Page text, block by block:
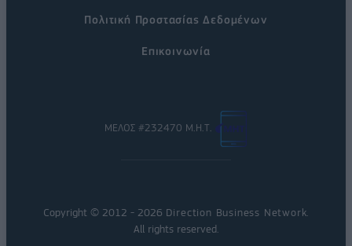
Πολιτική Προστασίας Δεδομένων
Επικοινωνία
ΜΕΛΟΣ #232470 Μ.Η.Τ.
Copyright © 2012 - 2026 Direction Business Network.
All rights reserved.